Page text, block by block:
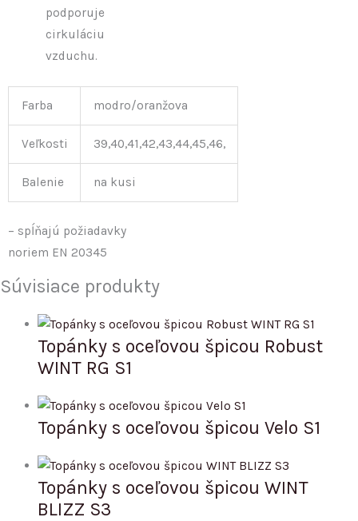
podporuje
cirkuláciu
vzduchu.
Farba modro/oranžova
Veľkosti 39,40,41,42,43,44,45,46,
Balenie na kusi
– spĺňajú požiadavky
noriem EN 20345
Súvisiace produkty
Topánky s oceľovou špicou Robust
WINT RG S1
Topánky s oceľovou špicou Velo S1
Topánky s oceľovou špicou WINT
BLIZZ S3